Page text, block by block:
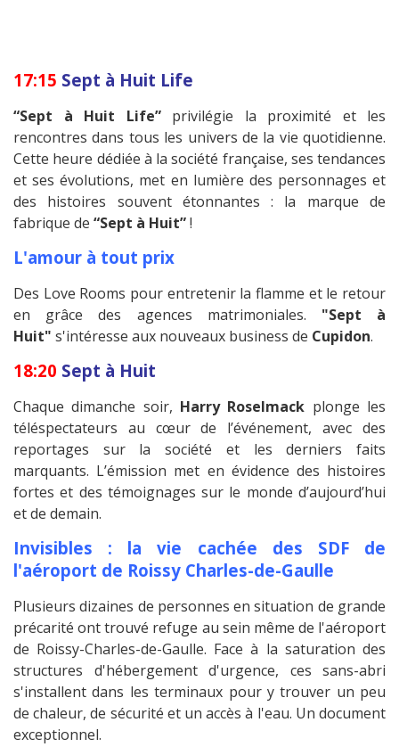
17:15 Sept à Huit Life
“Sept à Huit Life”privilégie la proximité et les
rencontres dans tous les univers de la vie quotidienne.
Cette heure dédiée à la société française, ses tendances
et ses évolutions, met en lumière des personnages et
des histoires souvent étonnantes : la marque de
fabrique de “Sept à Huit”!
L'amour à tout prix
Des Love Rooms pour entretenir la flamme et le retour
en grâce des agences matrimoniales. "Sept à
Huit" s'intéresse aux nouveaux business de Cupidon.
18:20 Sept à Huit
Chaque dimanche soir, Harry Roselmack plonge les
téléspectateurs au cœur de l’événement, avec des
reportages sur la société et les derniers faits
marquants. L’émission met en évidence des histoires
fortes et des témoignages sur le monde d’aujourd’hui
et de demain.
Invisibles : la vie cachée des SDF de
l'aéroport de Roissy Charles-de-Gaulle
Plusieurs dizaines de personnes en situation de grande
précarité ont trouvé refuge au sein même de l'aéroport
de Roissy-Charles-de-Gaulle. Face à la saturation des
structures d'hébergement d'urgence, ces sans-abri
s'installent dans les terminaux pour y trouver un peu
de chaleur, de sécurité et un accès à l'eau. Un document
exceptionnel.